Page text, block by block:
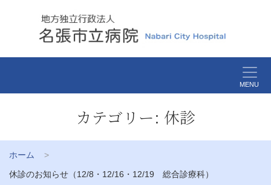
MENU
カテゴリー: 休診
ホーム
休診のお知らせ（12/8・12/16・12/19 総合診療科）